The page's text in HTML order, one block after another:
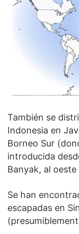
También se
Indonesia en
Borneo Sur
introducida
Banyak, al
Se han
escapadas en